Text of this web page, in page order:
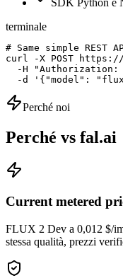
terminale
# Same simple REST
curl -X POST
-H "Authorization:
-d '{"model":
Perché noi
Perché vs fal.ai
Current metered
FLUX 2 Dev a 0,012 $/
stessa qualità, prezzi